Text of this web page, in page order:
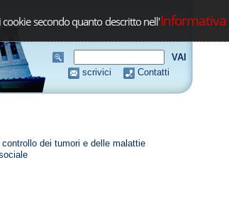
secondo quanto descritto nell'Informativa
scrivici Contatti
dei tumori e delle malattie